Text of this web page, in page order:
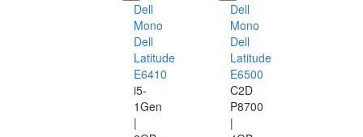
Dell
Mono
Dell
Latitude
E6410
i5-
1Gen
|
Dell
Mono
Dell
Latitude
E6500
C2D
P8700
|